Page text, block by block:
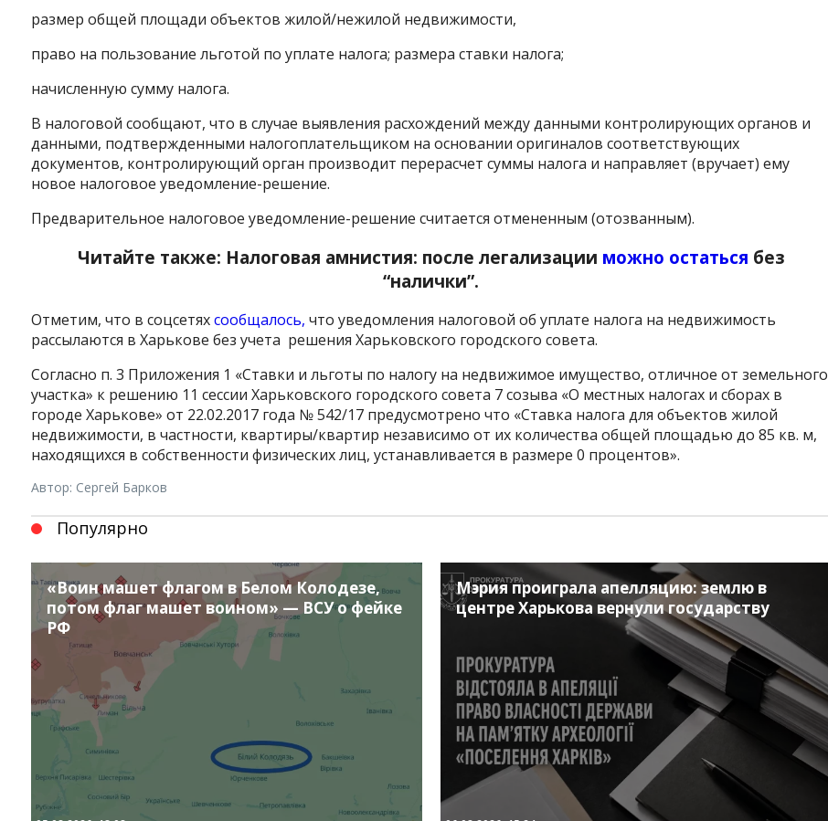
размер общей площади объектов жилой/нежилой недвижимости,
право на пользование льготой по уплате налога; размера ставки налога;
начисленную сумму налога.
В налоговой сообщают, что в случае выявления расхождений между данными контролирующих органов и
данными, подтвержденными налогоплательщиком на основании оригиналов соответствующих
документов, контролирующий орган производит перерасчет суммы налога и направляет (вручает) ему
новое налоговое уведомление-решение.
Предварительное налоговое уведомление-решение считается отмененным (отозванным).
Читайте также: Налоговая амнистия: после легализации можно остаться без
“налички”.
Отметим, что в соцсетяхсообщалось, что уведомления налоговой об уплате налога на недвижимость
рассылаются в Харькове без учета решения Харьковского городского совета.
Согласно п. 3 Приложения 1 «Ставки и льготы по налогу на недвижимое имущество, отличное от земельного
участка» к решению 11 сессии Харьковского городского совета 7 созыва «О местных налогах и сборах в
городе Харькове» от 22.02.2017 года № 542/17 предусмотрено что «Ставка налога для объектов жилой
недвижимости, в частности, квартиры/квартир независимо от их количества общей площадью до 85 кв. м,
находящихся в собственности физических лиц, устанавливается в размере 0 процентов».
Автор: Сергей Барков
Популярно
«Воин машет флагом в Белом Колодезе,
потом флаг машет воином» — ВСУ о фейке
РФ
Мэрия проиграла апелляцию: землю в
центре Харькова вернули государству